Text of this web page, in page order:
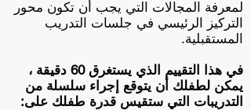
لمعرفة المجالات التي يجب أن تكون محور
التركيز الرئيسي في جلسات التدريب
المستقبلية.
في هذا التقييم الذي يستغرق 60 دقيقة ،
يمكن لطفلك أن يتوقع إجراء سلسلة من
التدريبات التي ستقيس قدرة طفلك على: